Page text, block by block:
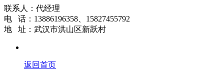
联系人：代经理
电 话：13886196358、15827455792
地 址：武汉市洪山区新跃村
返回首页